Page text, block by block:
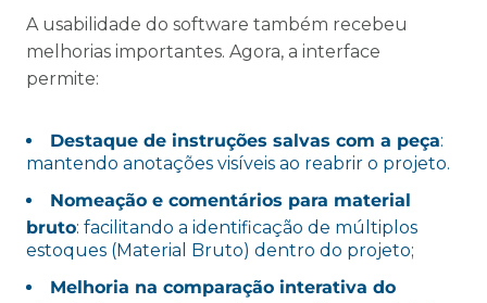
A usabilidade do software também recebeu
melhorias importantes. Agora, a interface
permite:
Destaque de instruções salvas com a peça:
mantendo anotações visíveis ao reabrir o projeto.
Nomeação e comentários para material
bruto: facilitando a identificação de múltiplos
estoques (Material Bruto) dentro do projeto;
Melhoria na comparação interativa do